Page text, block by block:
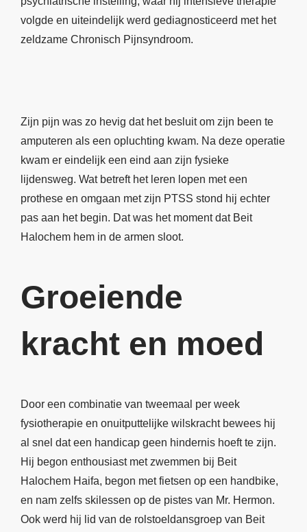
volgde en uiteindelijk werd gediagnosticeerd met het
zeldzame Chronisch Pijnsyndroom.
Zijn pijn was zo hevig dat het besluit om zijn been te
amputeren als een opluchting kwam. Na deze operatie
kwam er eindelijk een eind aan zijn fysieke
lijdensweg. Wat betreft het leren lopen met een
prothese en omgaan met zijn PTSS stond hij echter
pas aan het begin. Dat was het moment dat Beit
Halochem hem in de armen sloot.
Groeiende
kracht en moed
Door een combinatie van tweemaal per week
fysiotherapie en onuitputtelijke wilskracht bewees hij
al snel dat een handicap geen hindernis hoeft te zijn.
Hij begon enthousiast met zwemmen bij Beit
Halochem Haifa, begon met fietsen op een handbike,
en nam zelfs skilessen op de pistes van Mr. Hermon.
Ook werd hij lid van de rolstoeldansgroep van Beit